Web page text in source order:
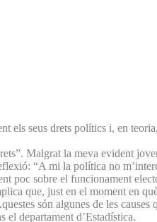
seus drets polítics i, en
Malgrat la meva evident
“A mi la política no
poc sobre el funcionament
que, just en el moment en
són algunes de les
el departament d’Estadística.